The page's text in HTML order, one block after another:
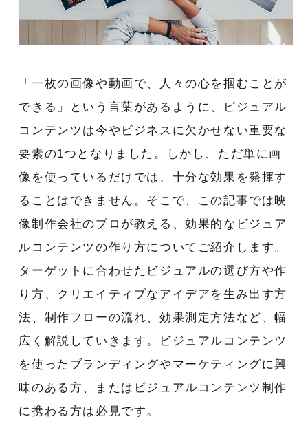
「一枚の画像や動画で、人々の心を掴むことが
できる」という言葉があるように、ビジュアル
コンテンツは今やビジネスに欠かせない重要な
要素の1つとなりました。しかし、ただ単に画
像を使っているだけでは、十分な効果を発揮す
ることはできません。そこで、この記事では映
像制作会社のプロが教える、効果的なビジュア
ルコンテンツの作り方についてご紹介します。
ターゲットに合わせたビジュアルの選び方や作
り方、クリエイティブなアイデアを生み出す方
法、制作フローの流れ、効果測定方法など、幅
広く解説していきます。ビジュアルコンテンツ
を使ったブランディングやマーケティングに興
味のある方、またはビジュアルコンテンツ制作
に携わる方は必見です。